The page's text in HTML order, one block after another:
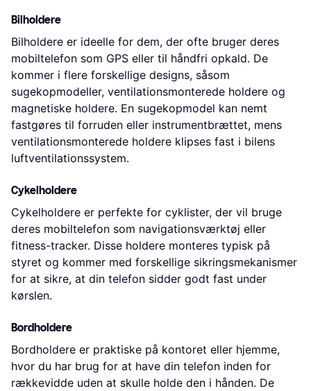
Bilholdere
Bilholdere er ideelle for dem, der ofte bruger deres
mobiltelefon som GPS eller til håndfri opkald. De
kommer i flere forskellige designs, såsom
sugekopmodeller, ventilationsmonterede holdere og
magnetiske holdere. En sugekopmodel kan nemt
fastgøres til forruden eller instrumentbrættet, mens
ventilationsmonterede holdere klipses fast i bilens
luftventilationssystem.
Cykelholdere
Cykelholdere er perfekte for cyklister, der vil bruge
deres mobiltelefon som navigationsværktøj eller
fitness-tracker. Disse holdere monteres typisk på
styret og kommer med forskellige sikringsmekanismer
for at sikre, at din telefon sidder godt fast under
kørslen.
Bordholdere
Bordholdere er praktiske på kontoret eller hjemme,
hvor du har brug for at have din telefon inden for
rækkevidde uden at skulle holde den i hånden. De